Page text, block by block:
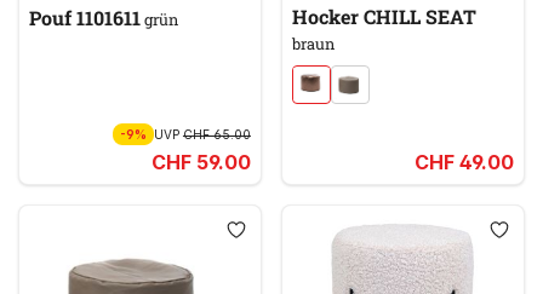
Pouf 1101611grün
-9% UVP CHF 65.00
CHF 59.00
Hocker CHILL SEAT
braun
CHF 49.00